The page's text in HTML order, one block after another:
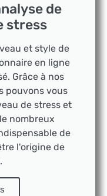
de
stress
et style de
en ligne
Grâce à nos
pouvons vous
de stress et
nombreux
de
l'origine de